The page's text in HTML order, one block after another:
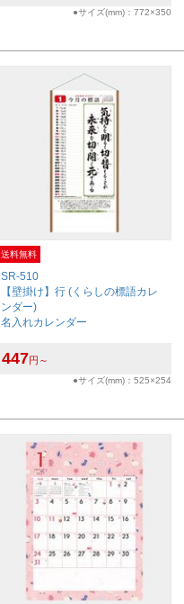
●サイズ(mm)：772×350
送料無料
SR-510
【壁掛け】行 (くらしの標語カレ
ンダー)
名入れカレンダー
447円～
●サイズ(mm)：525×254